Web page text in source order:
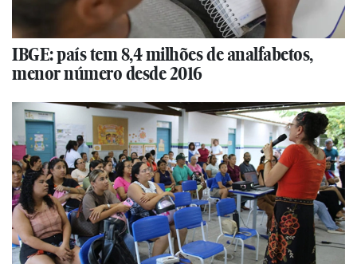
IBGE: país tem 8,4 milhões de analfabetos,
menor número desde 2016